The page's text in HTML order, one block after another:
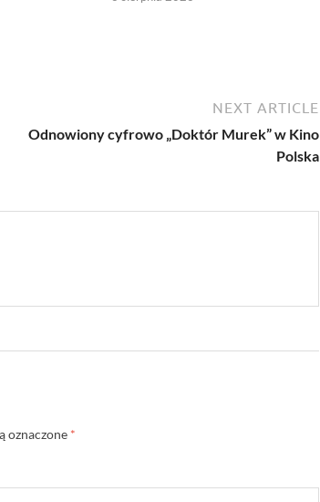
NEXT ARTICLE
Odnowiony cyfrowo „Doktór Murek” w Kino
Polska
oznaczone *